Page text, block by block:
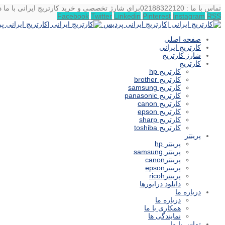
تماس با ما : 02188322120
برای شارژ تخصصی و خرید کارتریج ایرانی با ما
Facebook Twitter Linkedin Pinterest Instagram RSS
صفحه اصلی
کارتریج ایرانی
شارژ کارتریج
کارتریج
کارتریج hp
کارتریج brother
کارتریج samsung
کارتریج panasonic
کارتریج canon
کارتریج epson
کارتریج sharp
کارتریج toshiba
پرینتر
پرینتر hp
پرینتر samsung
پرینترcanon
پرینترepson
پرینترricoh
دانلود درایورها
درباره ما
درباره ما
همکاری با ما
نمایندگی ها